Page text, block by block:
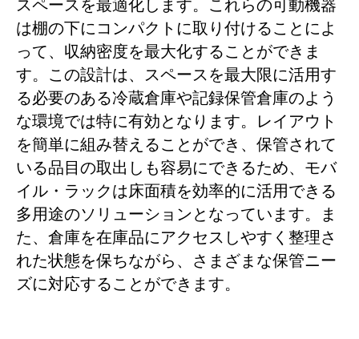
スペースを最適化します。これらの可動機器
は棚の下にコンパクトに取り付けることによ
って、収納密度を最大化することができま
す。この設計は、スペースを最大限に活用す
る必要のある冷蔵倉庫や記録保管倉庫のよう
な環境では特に有効となります。レイアウト
を簡単に組み替えることができ、保管されて
いる品目の取出しも容易にできるため、モバ
イル・ラックは床面積を効率的に活用できる
多用途のソリューションとなっています。ま
た、倉庫を在庫品にアクセスしやすく整理さ
れた状態を保ちながら、さまざまな保管ニー
ズに対応することができます。